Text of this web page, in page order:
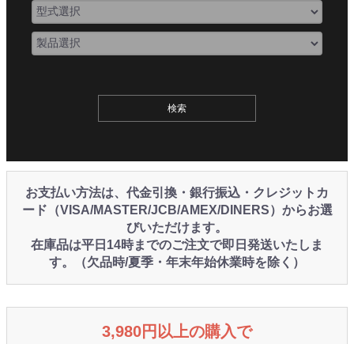
お支払い方法は、代金引換・銀行振込・クレジットカ
ード（VISA/MASTER/JCB/AMEX/DINERS）からお選
びいただけます。
在庫品は平日14時までのご注文で即日発送いたしま
す。（欠品時/夏季・年末年始休業時を除く）
3,980円以上の購入で